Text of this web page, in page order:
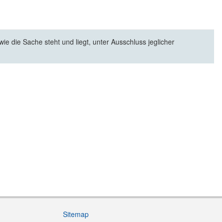
die Sache steht und liegt, unter Ausschluss jeglicher
Sitemap